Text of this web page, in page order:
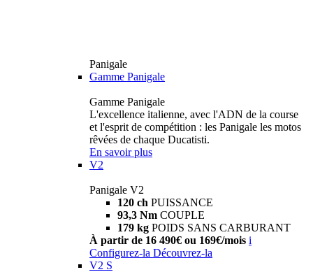
Panigale
Gamme Panigale
Gamme Panigale
L'excellence italienne, avec l'ADN de la course
et l'esprit de compétition : les Panigale les motos
rêvées de chaque Ducatisti.
En savoir plus
V2
Panigale V2
120 ch PUISSANCE
93,3 Nm COUPLE
179 kg POIDS SANS CARBURANT
À partir de 16 490€ ou 169€/mois i
Configurez-la Découvrez-la
V2 S